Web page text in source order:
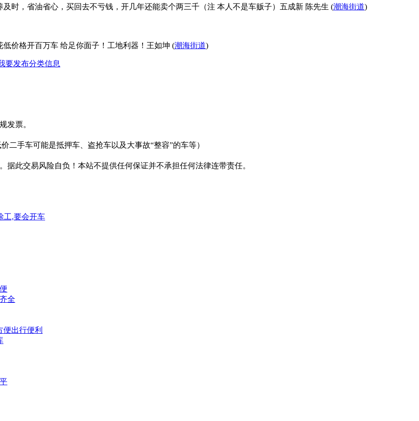
时，省油省心，买回去不亏钱，开几年还能卖个两三千（注 本人不是车贩子）五成新 陈先生 (潮海街道)
价格开百万车 给足你面子！工地利器！王如坤 (潮海街道)
要发布分类信息
发票。
二手车可能是抵押车、盗抢车以及大事故“整容”的车等）
此交易风险自负！本站不提供任何保证并不承担任何法律连带责任。
工,要会开车
全
便出行便利